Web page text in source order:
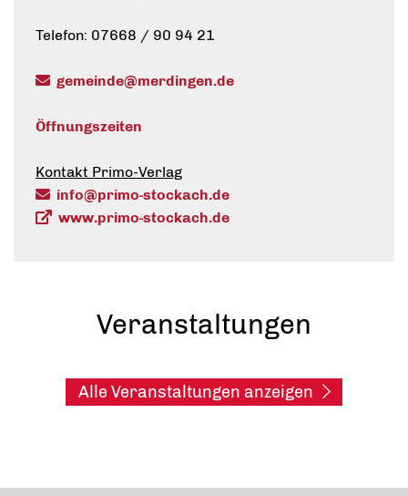
Telefon: 07668 / 90 94 21
gemeinde@merdingen.de
Öffnungszeiten
Kontakt Primo-Verlag
info@primo-stockach.de
www.primo-stockach.de
Veranstaltungen
Alle Veranstaltungen anzeigen